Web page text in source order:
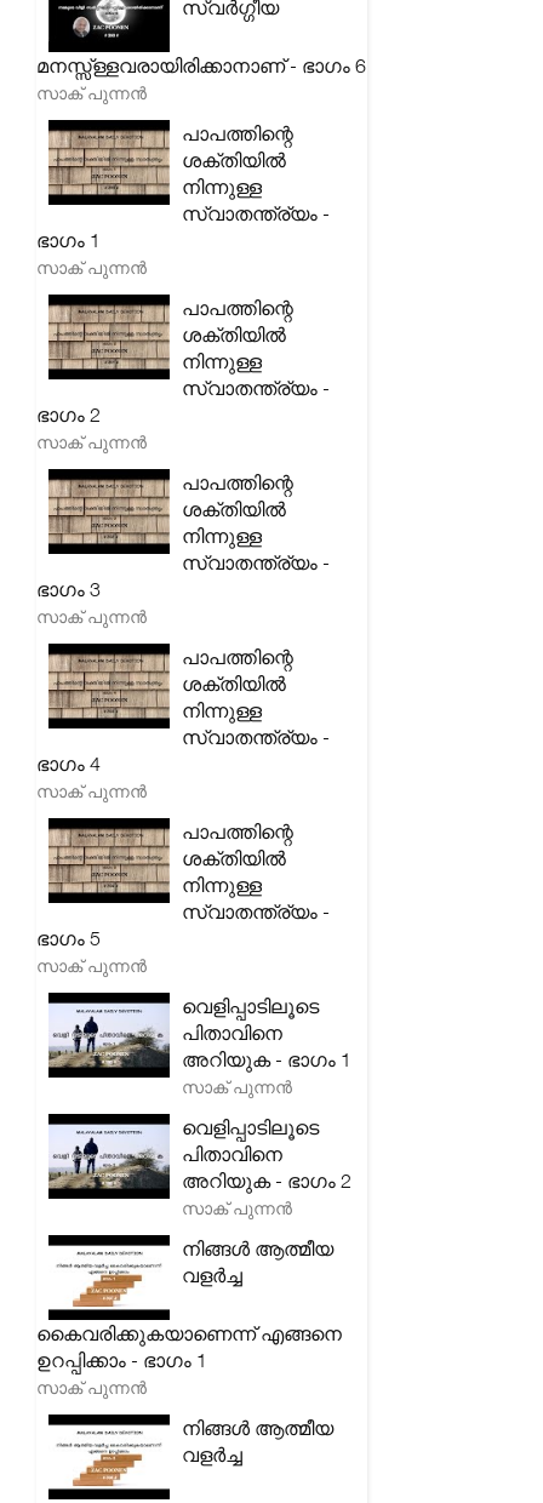
സ്വർഗ്ഗീയ
മനസ്സ്ള്ളവരായിരിക്കാനാണ് - ഭാഗം 6
സാക് പുന്നൻ
പാപത്തിന്റെ
ശക്തിയിൽ
നിന്നുള്ള
സ്വാതന്ത്ര്യം -
ഭാഗം 1
സാക് പുന്നൻ
പാപത്തിന്റെ
ശക്തിയിൽ
നിന്നുള്ള
സ്വാതന്ത്ര്യം -
ഭാഗം 2
സാക് പുന്നൻ
പാപത്തിന്റെ
ശക്തിയിൽ
നിന്നുള്ള
സ്വാതന്ത്ര്യം -
ഭാഗം 3
സാക് പുന്നൻ
പാപത്തിന്റെ
ശക്തിയിൽ
നിന്നുള്ള
സ്വാതന്ത്ര്യം -
ഭാഗം 4
സാക് പുന്നൻ
പാപത്തിന്റെ
ശക്തിയിൽ
നിന്നുള്ള
സ്വാതന്ത്ര്യം -
ഭാഗം 5
സാക് പുന്നൻ
വെളിപ്പാടിലൂടെ
പിതാവിനെ
അറിയുക - ഭാഗം 1
സാക് പുന്നൻ
വെളിപ്പാടിലൂടെ
പിതാവിനെ
അറിയുക - ഭാഗം 2
സാക് പുന്നൻ
നിങ്ങൾ ആത്മീയ
വളർച്ച
കൈവരിക്കുകയാണെന്ന് എങ്ങനെ
ഉറപ്പിക്കാം - ഭാഗം 1
സാക് പുന്നൻ
നിങ്ങൾ ആത്മീയ
വളർച്ച